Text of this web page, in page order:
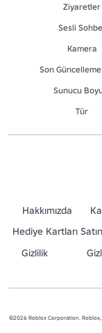
Ziyaretler
Sesli
Kamera
Son
Sunucu
Tür
Hakkımızda
Hediye Kartları
Gizlilik
©2026 Roblox Corporation.